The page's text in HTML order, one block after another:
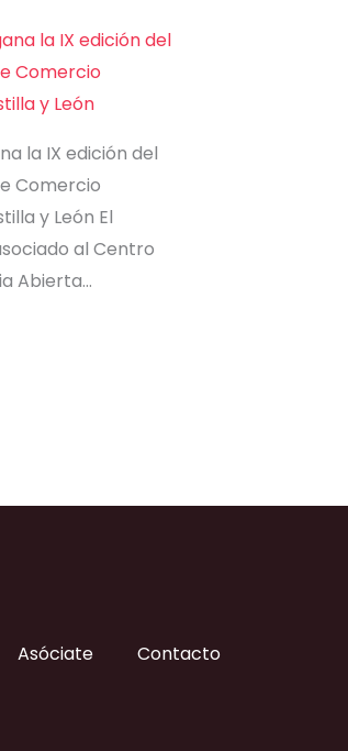
la IX edición del
Comercio
y León El
al Centro
Abierta…
Asóciate Contacto